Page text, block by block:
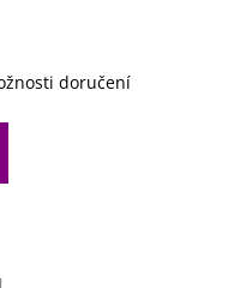
doručení